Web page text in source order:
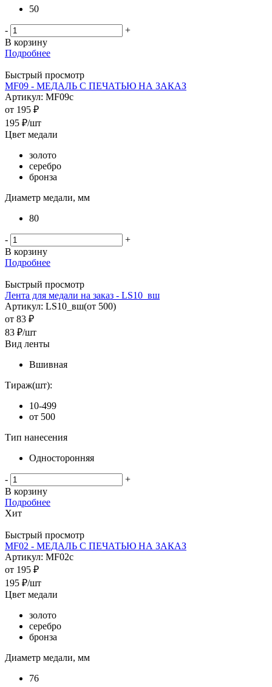
50
-
+
В корзину
Подробнее
Быстрый просмотр
MF09 - МЕДАЛЬ С ПЕЧАТЬЮ НА ЗАКАЗ
Артикул: MF09c
от 195 ₽
195 ₽/шт
Цвет медали
золото
серебро
бронза
Диаметр медали, мм
80
-
+
В корзину
Подробнее
Быстрый просмотр
Лента для медали на заказ - LS10_вш
Артикул: LS10_вш(от 500)
от 83 ₽
83 ₽/шт
Вид ленты
Вшивная
Тираж(шт):
10-499
от 500
Тип нанесения
Односторонняя
-
+
В корзину
Подробнее
Хит
Быстрый просмотр
MF02 - МЕДАЛЬ С ПЕЧАТЬЮ НА ЗАКАЗ
Артикул: MF02c
от 195 ₽
195 ₽/шт
Цвет медали
золото
серебро
бронза
Диаметр медали, мм
76